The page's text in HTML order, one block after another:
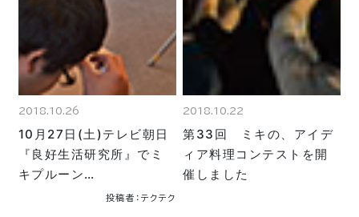
2018.10.26
10月27日(土)テレビ朝日
『良好生活研究所』でミ
キプルーン…
投稿者：テクテク
2018.10.22
第33回 ミキの、アイデ
ィア料理コンテストを開
催しました